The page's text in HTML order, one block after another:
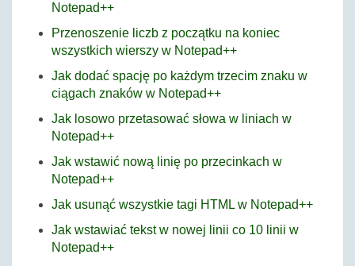
Notepad++
Przenoszenie liczb z początku na koniec
wszystkich wierszy w Notepad++
Jak dodać spację po każdym trzecim znaku w
ciągach znaków w Notepad++
Jak losowo przetasować słowa w liniach w
Notepad++
Jak wstawić nową linię po przecinkach w
Notepad++
Jak usunąć wszystkie tagi HTML w Notepad++
Jak wstawiać tekst w nowej linii co 10 linii w
Notepad++